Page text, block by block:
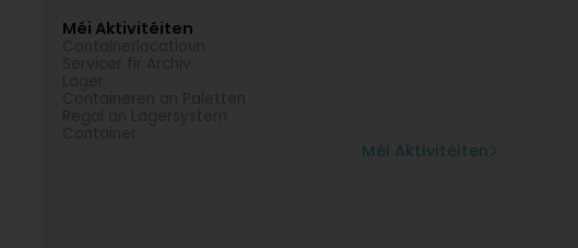
Méi Aktivitéiten
Méi Aktivitéiten